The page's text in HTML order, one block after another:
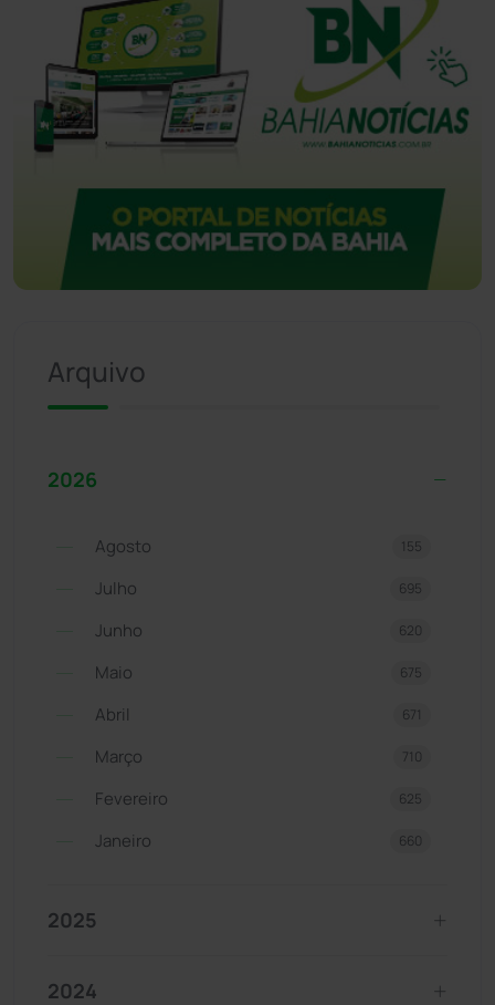
Arquivo
2026
Agosto 155
Julho 695
Junho 620
Maio 675
Abril 671
Março 710
Fevereiro 625
Janeiro 660
2025
2024